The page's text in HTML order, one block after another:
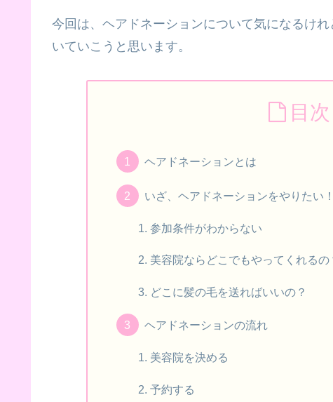
今回は、ヘアドネーションについて気になるけ
いていこうと思います。
目次
ヘアドネーションとは
いざ、ヘアドネーションをやりたい
参加条件がわからない
美容院ならどこでもやってくれるの
どこに髪の毛を送ればいいの？
ヘアドネーションの流れ
美容院を決める
予約する